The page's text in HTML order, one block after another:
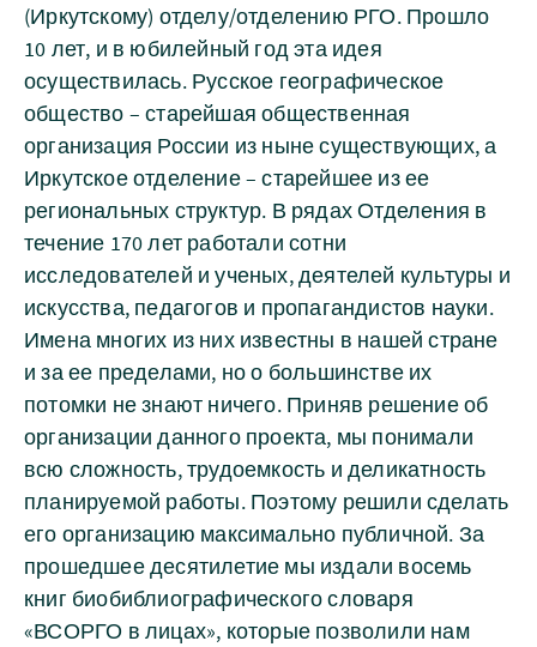
(Иркутскому) отделу/отделению РГО. Прошло
10 лет, и в юбилейный год эта идея
осуществилась. Русское географическое
общество – старейшая общественная
организация России из ныне существующих, а
Иркутское отделение – старейшее из ее
региональных структур. В рядах Отделения в
течение 170 лет работали сотни
исследователей и ученых, деятелей культуры и
искусства, педагогов и пропагандистов науки.
Имена многих из них известны в нашей стране
и за ее пределами, но о большинстве их
потомки не знают ничего. Приняв решение об
организации данного проекта, мы понимали
всю сложность, трудоемкость и деликатность
планируемой работы. Поэтому решили сделать
его организацию максимально публичной. За
прошедшее десятилетие мы издали восемь
книг биобиблиографического словаря
«ВСОРГО в лицах», которые позволили нам